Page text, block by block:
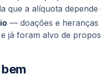
que a alíquota
— doações e heranças
já foram alvo de